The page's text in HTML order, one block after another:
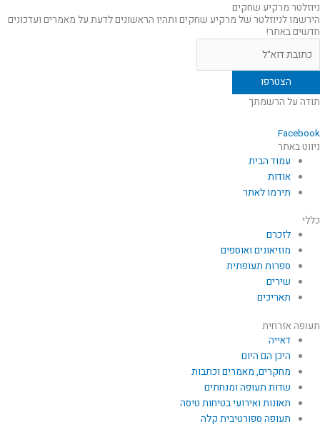
ניוזלטר מרקיע שחקים
הירשמו לניוזלטר של מרקיע שחקים ותהיו הראשונים לדעת על מאמרים ועדכונים
חדשים באתר!
תודה על הרשמתך
Facebook
ניווט באתר
עמוד הבית
אודות
תירמו לאתר
כללי
לזכרם
מוזיאונים ואוספים
ספרות תעופתית
שירים
תאריכים
תעופה אזרחית
דאייה
היכן הם היום
מחקרים, מאמרים וכתבות
שדות תעופה ומנחתים
תאונות ואירועי בטיחות טיסה
תעופה ספורטיבית קלה